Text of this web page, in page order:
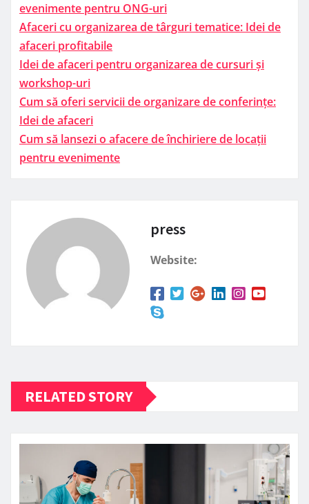
evenimente pentru ONG-uri
Afaceri cu organizarea de târguri tematice: Idei de
afaceri profitabile
Idei de afaceri pentru organizarea de cursuri și
workshop-uri
Cum să oferi servicii de organizare de conferințe:
Idei de afaceri
Cum să lansezi o afacere de închiriere de locații
pentru evenimente
press
Website:
RELATED STORY